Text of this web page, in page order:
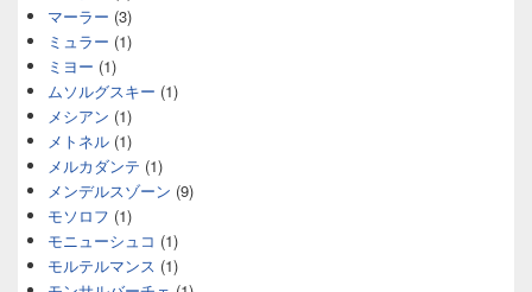
マーラー (3)
ミュラー (1)
ミヨー (1)
ムソルグスキー (1)
メシアン (1)
メトネル (1)
メルカダンテ (1)
メンデルスゾーン (9)
モソロフ (1)
モニューシュコ (1)
モルテルマンス (1)